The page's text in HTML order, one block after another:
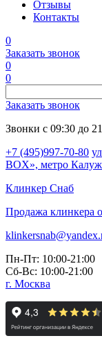
Отзывы
Контакты
0
Заказать звонок
0
0
Заказать звонок
Звонки с 09:30 до
+7 (495)997-70-80
BOX», метро
Клинкер Снаб
Продажа клинкера
Пн-Пт: 10:00-21:00
Сб-Вс: 10:00-21:00
г. Москва